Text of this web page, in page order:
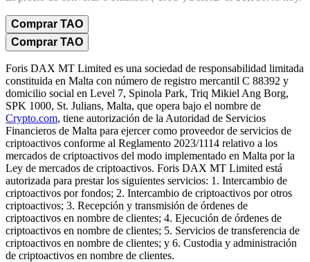
Comprar TAO
Comprar TAO
Foris DAX MT Limited es una sociedad de responsabilidad limitada
constituida en Malta con número de registro mercantil C 88392 y
domicilio social en Level 7, Spinola Park, Triq Mikiel Ang Borg,
SPK 1000, St. Julians, Malta, que opera bajo el nombre de
Crypto.com, tiene autorización de la Autoridad de Servicios
Financieros de Malta para ejercer como proveedor de servicios de
criptoactivos conforme al Reglamento 2023/1114 relativo a los
mercados de criptoactivos del modo implementado en Malta por la
Ley de mercados de criptoactivos. Foris DAX MT Limited está
autorizada para prestar los siguientes servicios: 1. Intercambio de
criptoactivos por fondos; 2. Intercambio de criptoactivos por otros
criptoactivos; 3. Recepción y transmisión de órdenes de
criptoactivos en nombre de clientes; 4. Ejecución de órdenes de
criptoactivos en nombre de clientes; 5. Servicios de transferencia de
criptoactivos en nombre de clientes; y 6. Custodia y administración
de criptoactivos en nombre de clientes.